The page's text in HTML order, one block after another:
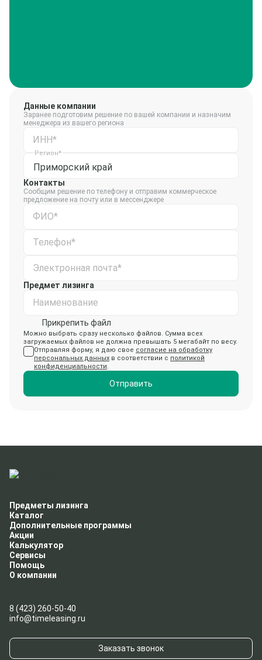
Данные компании
Заранее подготовим решение по вашей компании и назначим
менеджера из вашего региона
ИНН*
Приморский край
Регион*
Контакты
Сообщим решение по телефону и отправим коммерческое
предложение на почту или в мессенджере
ФИО*
Телефон*
Электронная почта*
Предмет лизинга
Наименование
Прикрепить файл
Можно выбрать сразу несколько файлов. Сумма всех
загружаемых файлов не должна превышать 5 мегабайт по весу.
Отправляя форму, я даю свое согласие на обработку
персональных данных в соответствии с политикой
конфиденциальности.
Отправить
Предметы лизинга
Каталог
Дополнительные программы
Акции
Калькулятор
Сервисы
Помощь
О компании
8 (423) 260-50-40
info@timeleasing.ru
Заказать звонок